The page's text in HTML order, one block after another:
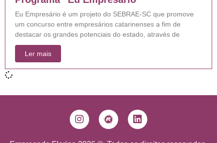
Eu Empresário é um projeto do SEBRAE-SC que promove
um concurso entre empresários catarinenses a fim de
destacar os grandes potenciais do estado, através de
Ler mais